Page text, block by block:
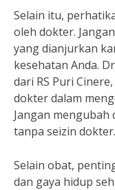
Selain itu,
oleh dokter.
yang dianjurkan
kesehatan Anda.
dari RS Puri
dokter dalam
Jangan
tanpa seizin
Selain obat,
dan gaya hidup